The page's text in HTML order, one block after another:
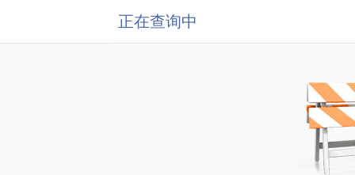
正在查询中